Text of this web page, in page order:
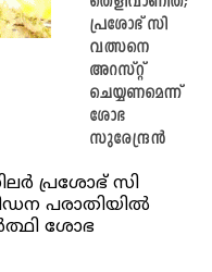
പ്രശോഭ് സി
വത്സനെ
അറസ്റ്റ്
ചെയ്യണമെന്ന്
ശോഭ
സുരേന്ദ്രൻ
പ്രശോഭ് സി
പരാതിയില്‍
ശോഭ